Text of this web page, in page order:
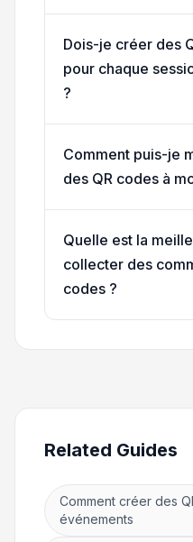
Dois-je créer des
pour chaque
?
Comment puis-je
des QR codes à
Quelle est la
collecter des
codes ?
Related Guides
Comment créer des
événements